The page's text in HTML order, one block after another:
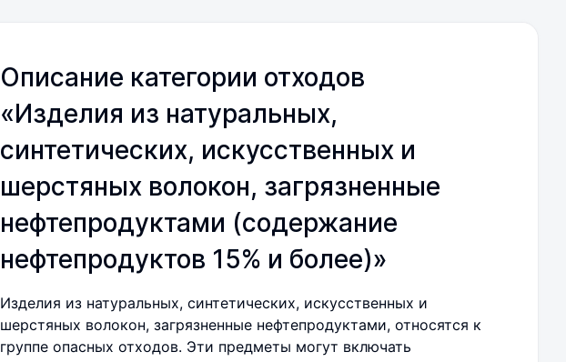
Описание категории отходов
«Изделия из натуральных,
синтетических, искусственных и
шерстяных волокон, загрязненные
нефтепродуктами (содержание
нефтепродуктов 15% и более)»
Изделия из натуральных, синтетических, искусственных и
шерстяных волокон, загрязненные нефтепродуктами, относятся к
группе опасных отходов. Эти предметы могут включать